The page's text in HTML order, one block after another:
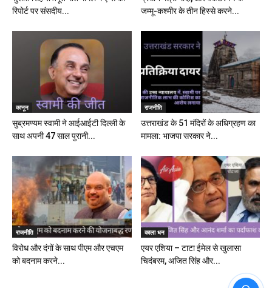
रिपोर्ट पर संसदीय...
जम्मू-कश्मीर के तीन हिस्से करने...
कानून
सुब्रमण्यम स्वामी ने आईआईटी दिल्ली के
साथ अपनी 47 साल पुरानी...
राजनीति
उत्तराखंड के 51 मंदिरों के अधिग्रहण का
मामला: भाजपा सरकार ने...
राजनीति
विरोध और दंगों के साथ पीएम और एचएम
को बदनाम करने...
काला धन
एयर एशिया – टाटा ईमेल से खुलासा
चिदंबरम, अजित सिंह और...